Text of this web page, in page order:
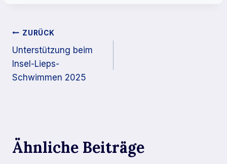
Beitragsnavigation
ZURÜCK
Unterstützung beim
Insel-Lieps-
Schwimmen 2025
Ähnliche Beiträge